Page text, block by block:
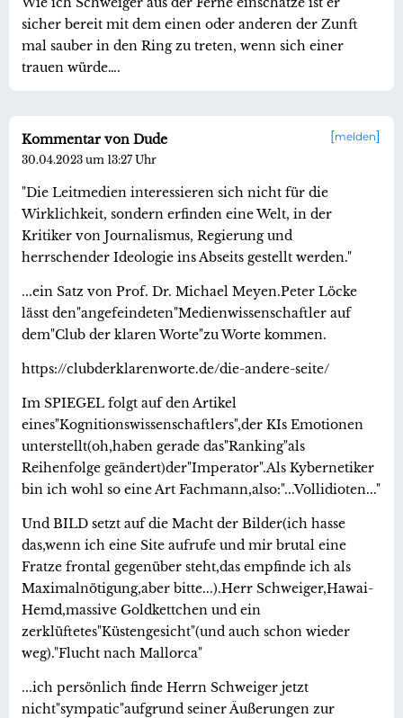
sicher bereit mit dem einen oder anderen der Zunft
mal sauber in den Ring zu treten, wenn sich einer
trauen würde….
melden
Kommentar von Dude
30.04.2023 um 13:27 Uhr
"Die Leitmedien interessieren sich nicht für die
Wirklichkeit, sondern erfinden eine Welt, in der
Kritiker von Journalismus, Regierung und
herrschender Ideologie ins Abseits gestellt werden."
...ein Satz von Prof. Dr. Michael Meyen.Peter Löcke
lässt den"angefeindeten"Medienwissenschaftler auf
dem"Club der klaren Worte"zu Worte kommen.
https://clubderklarenworte.de/die-andere-seite/
Im SPIEGEL folgt auf den Artikel
eines"Kognitionswissenschaftlers",der KIs Emotionen
unterstellt(oh,haben gerade das"Ranking"als
Reihenfolge geändert)der"Imperator".Als Kybernetiker
bin ich wohl so eine Art Fachmann,also:"...Vollidioten..."
Und BILD setzt auf die Macht der Bilder(ich hasse
das,wenn ich eine Site aufrufe und mir brutal eine
Fratze frontal gegenüber steht,das empfinde ich als
Maximalnötigung,aber bitte...).Herr Schweiger,Hawai-
Hemd,massive Goldkettchen und ein
zerklüftetes"Küstengesicht"(und auch schon wieder
weg)."Flucht nach Mallorca"
...ich persönlich finde Herrn Schweiger jetzt
nicht"sympatic"aufgrund seiner Äußerungen zur